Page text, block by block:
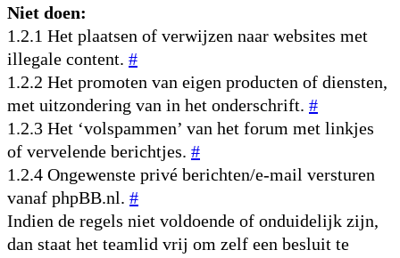
Niet doen:
1.2.1 Het plaatsen of verwijzen naar websites met
illegale content. #
1.2.2 Het promoten van eigen producten of diensten,
met uitzondering van in het onderschrift. #
1.2.3 Het ‘volspammen’ van het forum met linkjes
of vervelende berichtjes. #
1.2.4 Ongewenste privé berichten/e-mail versturen
vanaf phpBB.nl. #
Indien de regels niet voldoende of onduidelijk zijn,
dan staat het teamlid vrij om zelf een besluit te